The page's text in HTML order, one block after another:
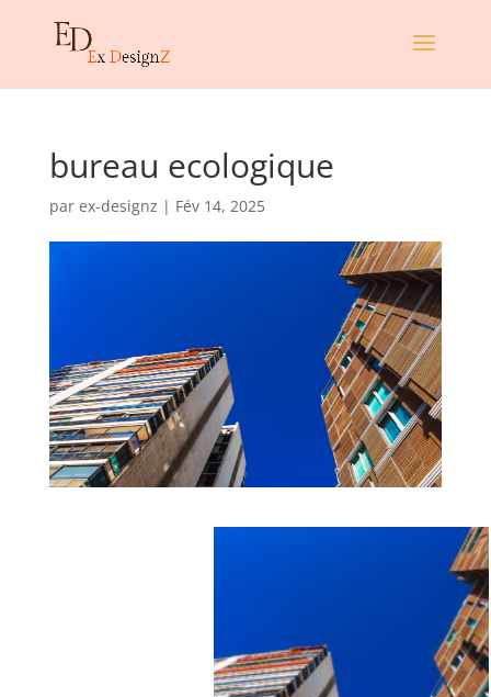
bureau ecologique
par ex-designz | Fév 14, 2025